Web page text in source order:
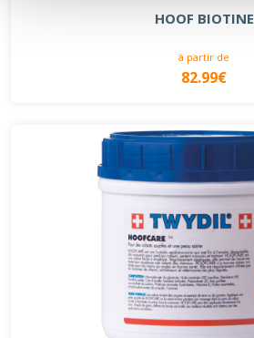
HOOF BIOTINE
à partir de
82.99€